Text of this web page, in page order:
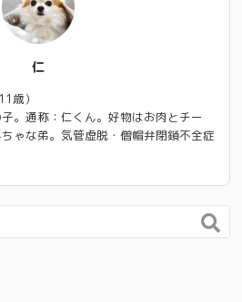
仁
歳）
。通称：仁くん。好物はお肉とチー
ゃな弟。気管虚脱・僧帽弁閉鎖不全症